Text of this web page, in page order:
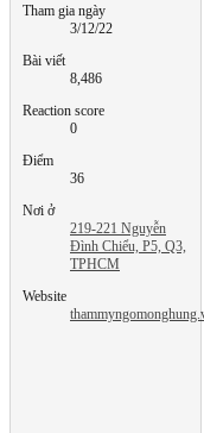
Tham gia ngày
3/12/22
Bài viết
8,486
Reaction score
0
Điểm
36
Nơi ở
219-221 Nguyễn
Đình Chiểu, P5, Q3,
TPHCM
Website